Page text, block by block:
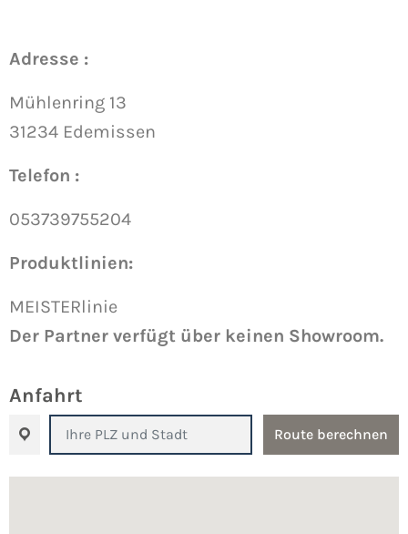
Adresse :
Mühlenring 13
31234 Edemissen
Telefon :
053739755204
Produktlinien:
MEISTERlinie
Der Partner verfügt über keinen Showroom.
Anfahrt